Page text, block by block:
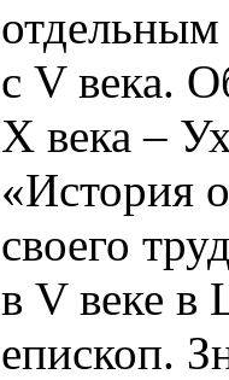
с V века.
X века –
«История
своего
в V веке в
епископ.